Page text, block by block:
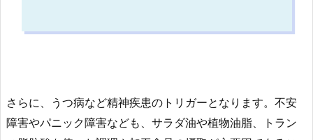
さらに、うつ病など精神疾患のトリガーとなります。不安
障害やパニック障害なども、サラダ油や植物油脂、トラン